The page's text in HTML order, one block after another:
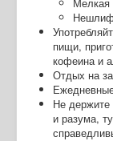
пищи,
кофеина и
Отдых на
Не держите
и разума,